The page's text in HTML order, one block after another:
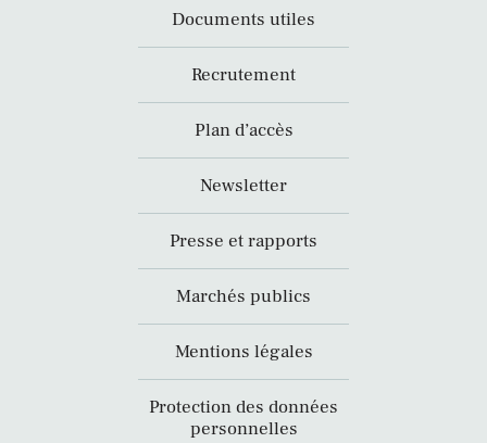
Documents utiles
Recrutement
Plan d’accès
Newsletter
Presse et rapports
Marchés publics
Mentions légales
Protection des données
personnelles